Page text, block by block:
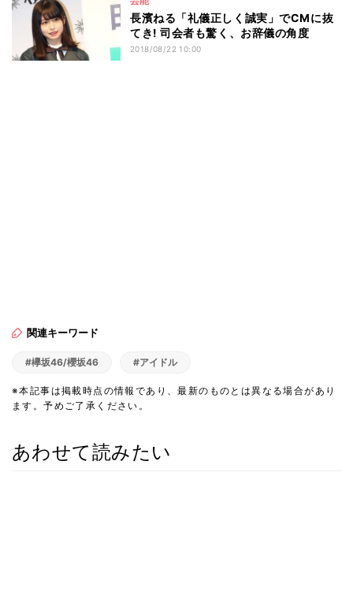
長濱ねる「礼儀正しく誠実」でCMに抜
てき! 司会者も驚く、お辞儀の角度
2018/08/22 10:00
関連キーワード
#欅坂46/櫻坂46 #アイドル
※本記事は掲載時点の情報であり、最新のものとは異なる場合があり
ます。予めご了承ください。
あわせて読みたい